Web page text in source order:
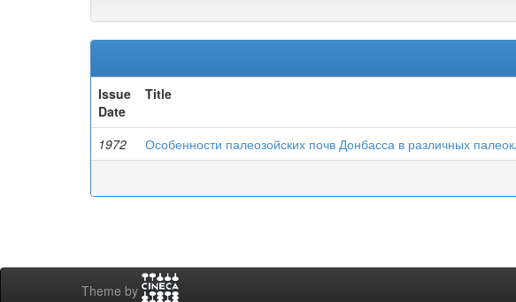
Issue
Date
Title
1972 Особенности палеозойских почв Донбасса в различных
Theme by